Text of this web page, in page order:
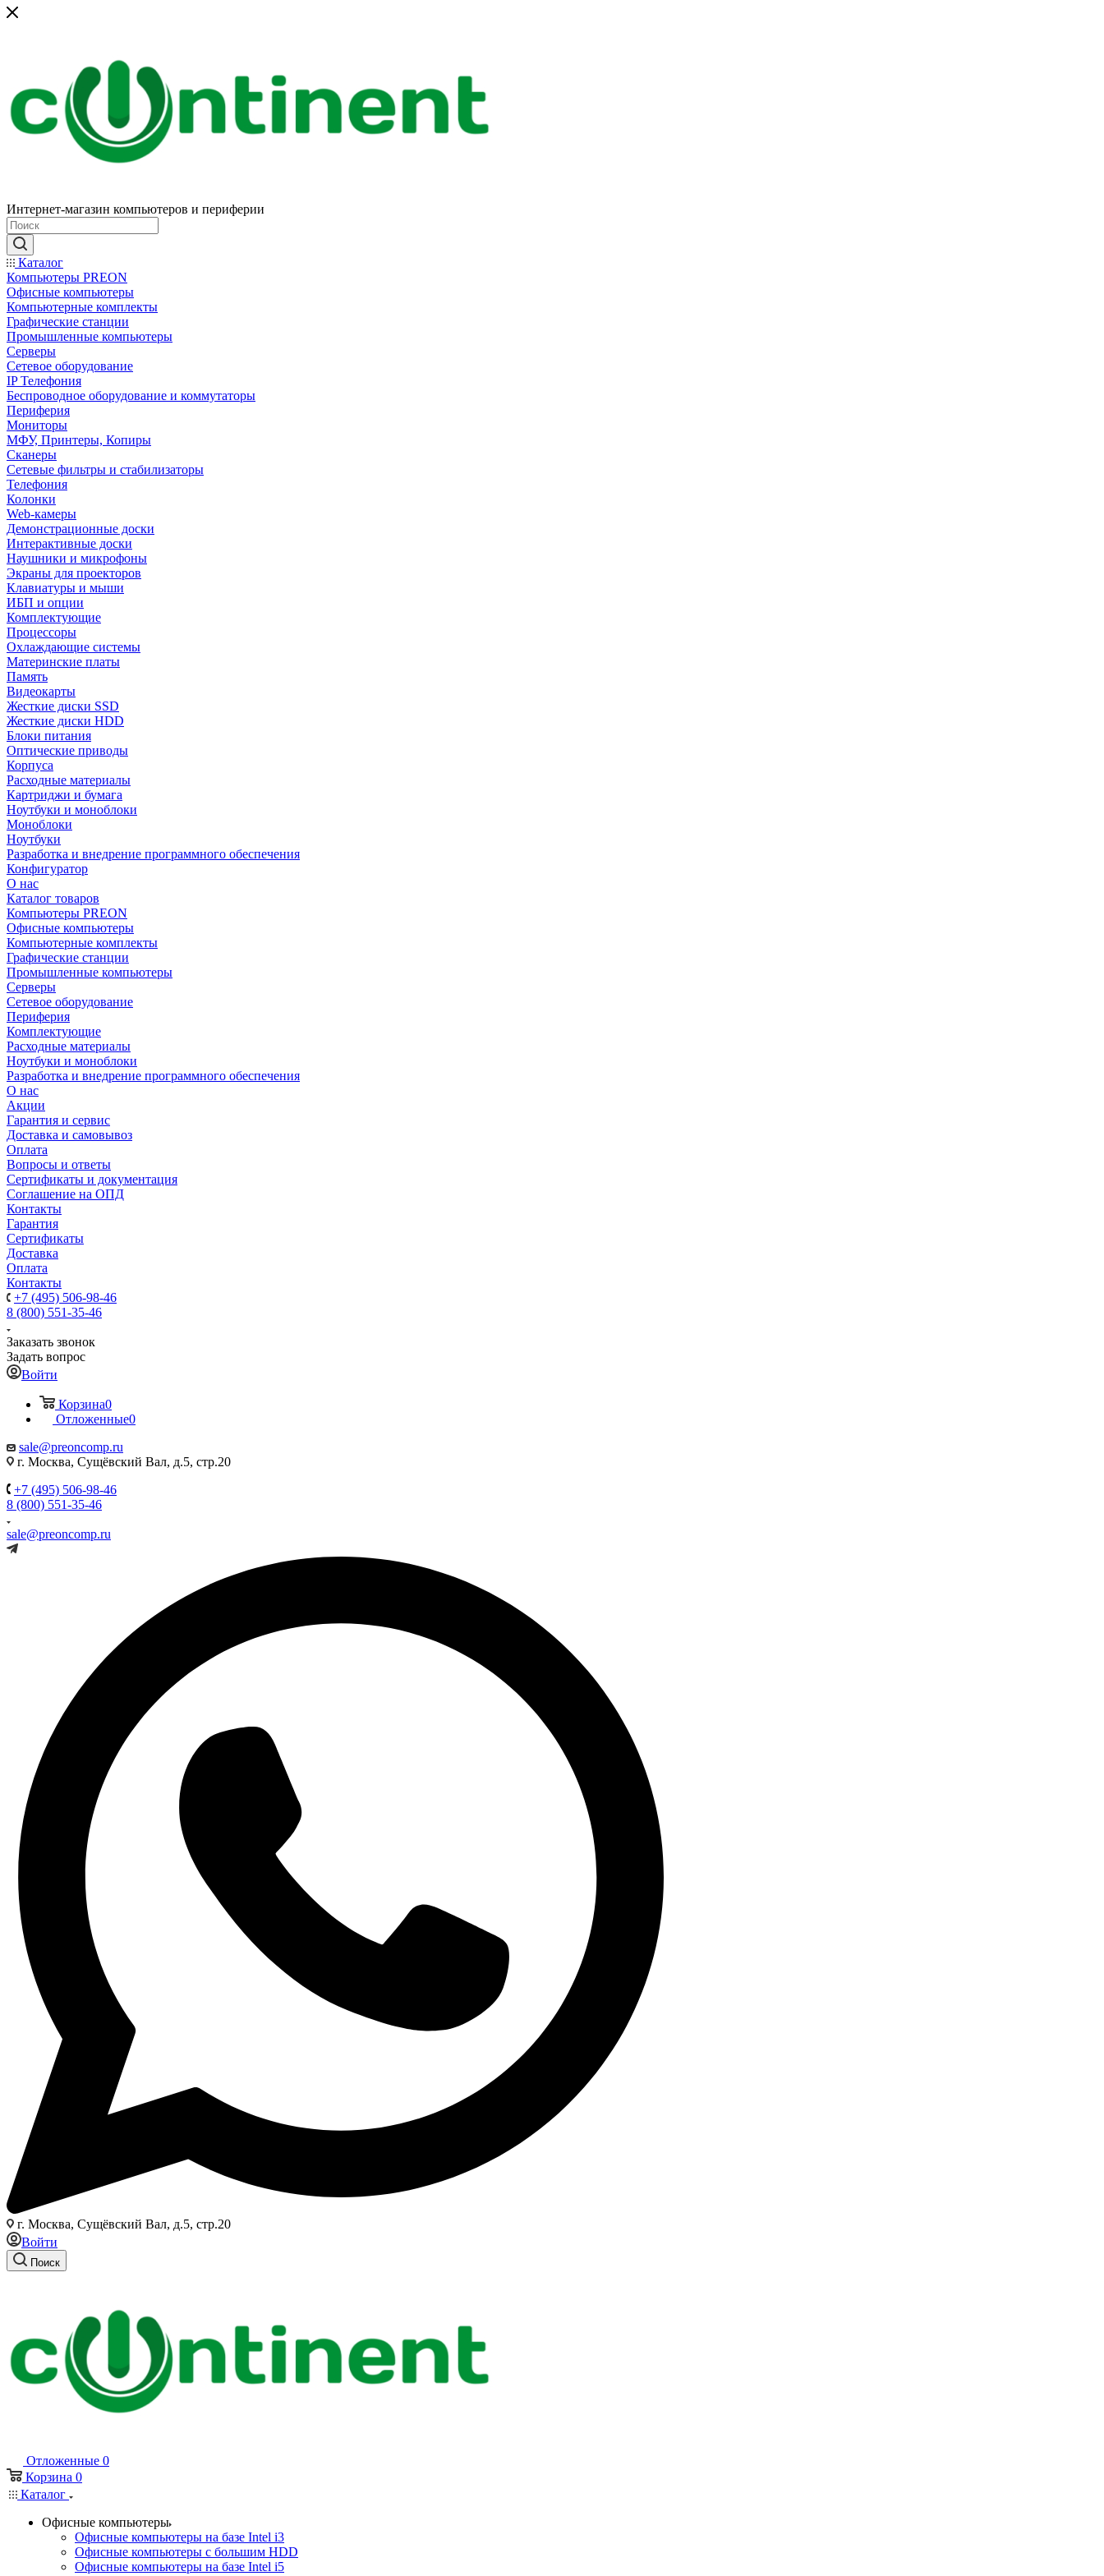
Интернет-магазин компьютеров и периферии
Каталог
Компьютеры PREON
Офисные компьютеры
Компьютерные комплекты
Графические станции
Промышленные компьютеры
Серверы
Сетевое оборудование
IP Телефония
Беспроводное оборудование и коммутаторы
Периферия
Мониторы
МФУ, Принтеры, Копиры
Сканеры
Сетевые фильтры и стабилизаторы
Телефония
Колонки
Web-камеры
Демонстрационные доски
Интерактивные доски
Наушники и микрофоны
Экраны для проекторов
Клавиатуры и мыши
ИБП и опции
Комплектующие
Процессоры
Охлаждающие системы
Материнские платы
Память
Видеокарты
Жесткие диски SSD
Жесткие диски HDD
Блоки питания
Оптические приводы
Корпуса
Расходные материалы
Картриджи и бумага
Ноутбуки и моноблоки
Моноблоки
Ноутбуки
Разработка и внедрение программного обеспечения
Конфигуратор
О нас
Каталог товаров
Компьютеры PREON
Офисные компьютеры
Компьютерные комплекты
Графические станции
Промышленные компьютеры
Серверы
Сетевое оборудование
Периферия
Комплектующие
Расходные материалы
Ноутбуки и моноблоки
Разработка и внедрение программного обеспечения
О нас
Акции
Гарантия и сервис
Доставка и самовывоз
Оплата
Вопросы и ответы
Сертификаты и документация
Соглашение на ОПД
Контакты
Гарантия
Сертификаты
Доставка
Оплата
Контакты
+7 (495) 506-98-46
8 (800) 551-35-46
Заказать звонок
Задать вопрос
Войти
Корзина0
Отложенные0
sale@preoncomp.ru
г. Москва, Сущёвский Вал, д.5, стр.20
+7 (495) 506-98-46
8 (800) 551-35-46
sale@preoncomp.ru
г. Москва, Сущёвский Вал, д.5, стр.20
Войти
Поиск
Отложенные 0
Корзина 0
Каталог
Офисные компьютеры
Офисные компьютеры на базе Intel i3
Офисные компьютеры с большим HDD
Офисные компьютеры на базе Intel i5